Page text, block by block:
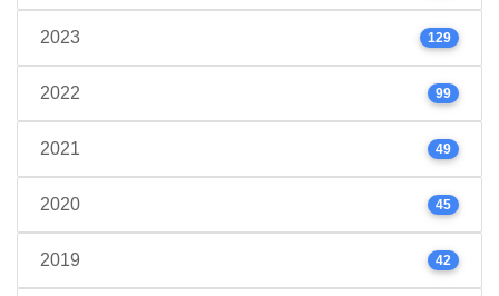
2023 129
2022 99
2021 49
2020 45
2019 42